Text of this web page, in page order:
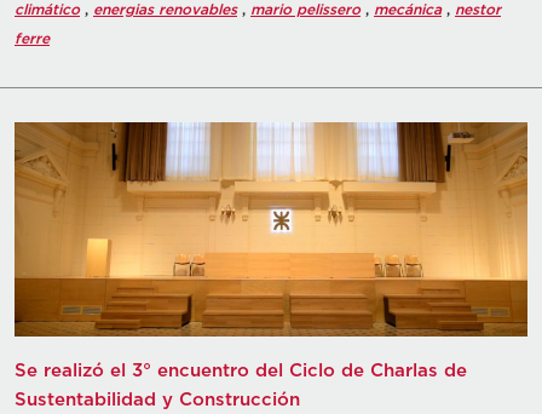
climático, energias renovables, mario pelissero, mecánica, nestor
ferre
Se realizó el 3° encuentro del Ciclo de Charlas de
Sustentabilidad y Construcción